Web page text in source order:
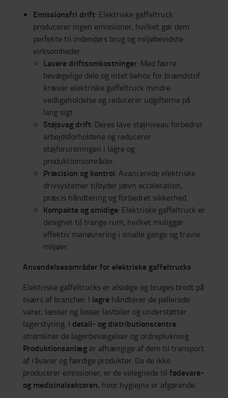
Emissionsfri drift: Elektriske gaffeltruck
producerer ingen emissioner, hvilket gør dem
perfekte til indendørs brug og miljøbevidste
virksomheder.
Lavere driftsomkostninger: Med færre
bevægelige dele og intet behov for brændstof
kræver elektriske gaffeltruck mindre
vedligeholdelse og reducerer udgifterne på
lang sigt.
Støjsvag drift: Deres lave støjniveau forbedrer
arbejdsforholdene og reducerer
støjforureningen i lagre og
produktionsområder.
Præcision og kontrol: Avancerede elektriske
drivsystemer tilbyder jævn acceleration,
præcis håndtering og forbedret sikkerhed.
Kompakte og smidige: Elektriske gaffeltruck er
designet til trange rum, hvilket muliggør
effektiv manøvrering i smalle gange og travle
miljøer.
Anvendelsesområder for elektriske gaffeltrucks
Elektriske gaffeltrucks er alsidige og bruges bredt på
tværs af brancher. I lagre håndterer de pallerede
varer, læsser og losser lastbiler og understøtter
lagerstyring. I detail- og distributionscentre
strømliner de lagerbevægelser og ordreplukning.
Produktionsanlæg er afhængige af dem til transport
af råvarer og færdige produkter. Da de ikke
producerer emissioner, er de velegnede til fødevare-
og medicinalsektoren, hvor hygiejne er afgørende.